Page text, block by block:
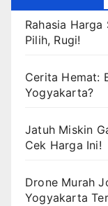
Rahasia
Pilih, Rugi!
Cerita Hemat:
Yogyakarta?
Jatuh Miskin
Cek Harga Ini!
Drone Murah
Yogyakarta